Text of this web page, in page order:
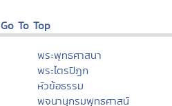
Go To Top
พระพุทธศาสนา
พระไตรปิฏก
หัวข้อธรรม
พจนานุกรมพุทธศาสน์